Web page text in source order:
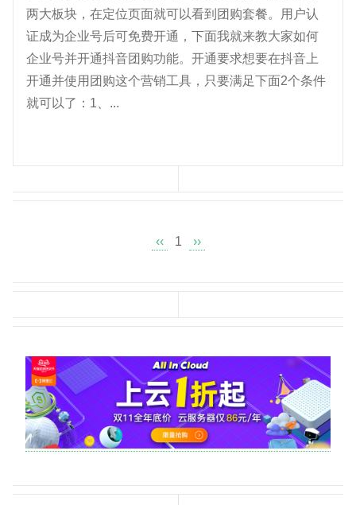
两大板块，在定位页面就可以看到团购套餐。用户认
证成为企业号后可免费开通，下面我就来教大家如何
企业号并开通抖音团购功能。开通要求想要在抖音上
开通并使用团购这个营销工具，只要满足下面2个条件
就可以了：1、...
‹‹ 1 ››